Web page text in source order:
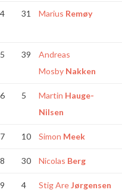
4 31 Marius Remøy
5 39
Andreas
Mosby Nakken
6 5 Martin Hauge-
Nilsen
7 10 Simon Meek
8 30 Nicolas Berg
9 4 Stig AreJørgensen